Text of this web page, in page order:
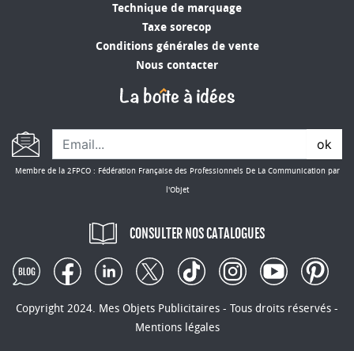
Technique de marquage
Taxe sorecop
Conditions générales de vente
Nous contacter
ok
Membre de la 2FPCO : Fédération Française des Professionnels De La Communication par
l'Objet
CONSULTER NOS CATALOGUES
Copyright 2024. Mes Objets Publicitaires - Tous droits réservés -
Mentions légales